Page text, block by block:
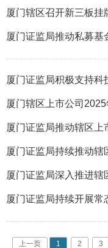
厦门辖区召开新三板挂
厦门证监局持续推动辖
厦门证监局深入推进辖
上一页 1 2 3